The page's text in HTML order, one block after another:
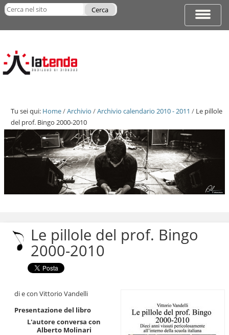
Salta
ai
|
navigazione
Espandi
di
Cerca nel sito
avanzata…
Tu sei qui: Home/Archivio /Archivio calendario 2010 - 2011 / Le pillole
del prof. Bingo 2000-2010
Salta
navigazione
Le pillole del prof. Bingo
2000-2010
di e con Vittorio Vandelli
Presentazione del libro
L'autore conversa con
Alberto Molinari